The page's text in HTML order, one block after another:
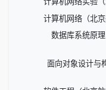
计算机网络（北
数据库系统原
面向对象设计与